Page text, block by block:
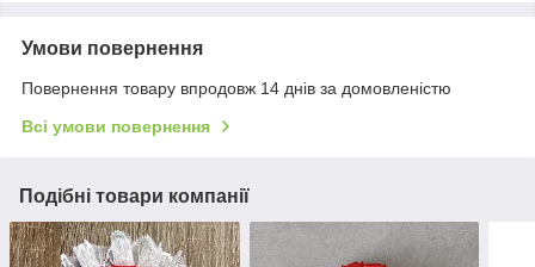
Умови повернення
Повернення товару впродовж 14 днів за домовленістю
Всі умови повернення
Подібні товари компанії